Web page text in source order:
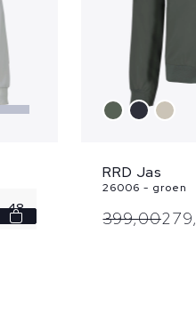
48
RRD Jas
26006 - groen
399,00279,